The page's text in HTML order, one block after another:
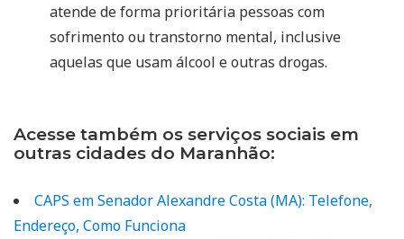
atende de forma prioritária pessoas com
sofrimento ou transtorno mental, inclusive
aquelas que usam álcool e outras drogas.
Acesse também os serviços sociais em
outras cidades do Maranhão:
CAPS em Senador Alexandre Costa (MA): Telefone,
Endereço, Como Funciona